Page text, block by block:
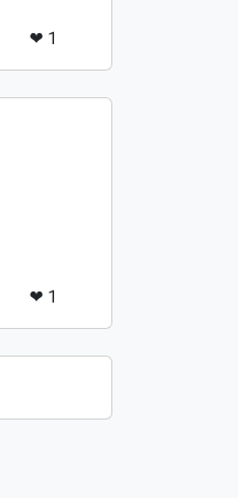
❤️ 1
❤️ 1